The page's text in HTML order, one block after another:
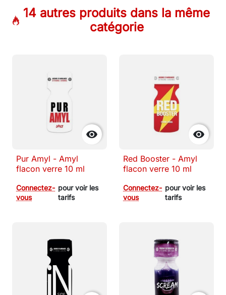
14 autres produits dans la même
catégorie

Pur Amyl - Amyl
flacon verre 10 ml
Connectez-
vous
pour voir les
tarifs

Red Booster - Amyl
flacon verre 10 ml
Connectez-
vous
pour voir les
tarifs